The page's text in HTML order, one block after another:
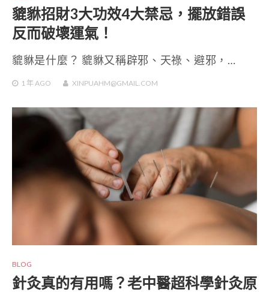
貔貅招財3大功效4大禁忌，擺放錯誤
反而破壞運氣！
貔貅是什麼？ 貔貅又稱辟邪、天祿、避邪，…
1 年 AGO XINPUAHM@GMAIL.COM
BLOG
針灸真的有用嗎？老中醫超科學針灸原